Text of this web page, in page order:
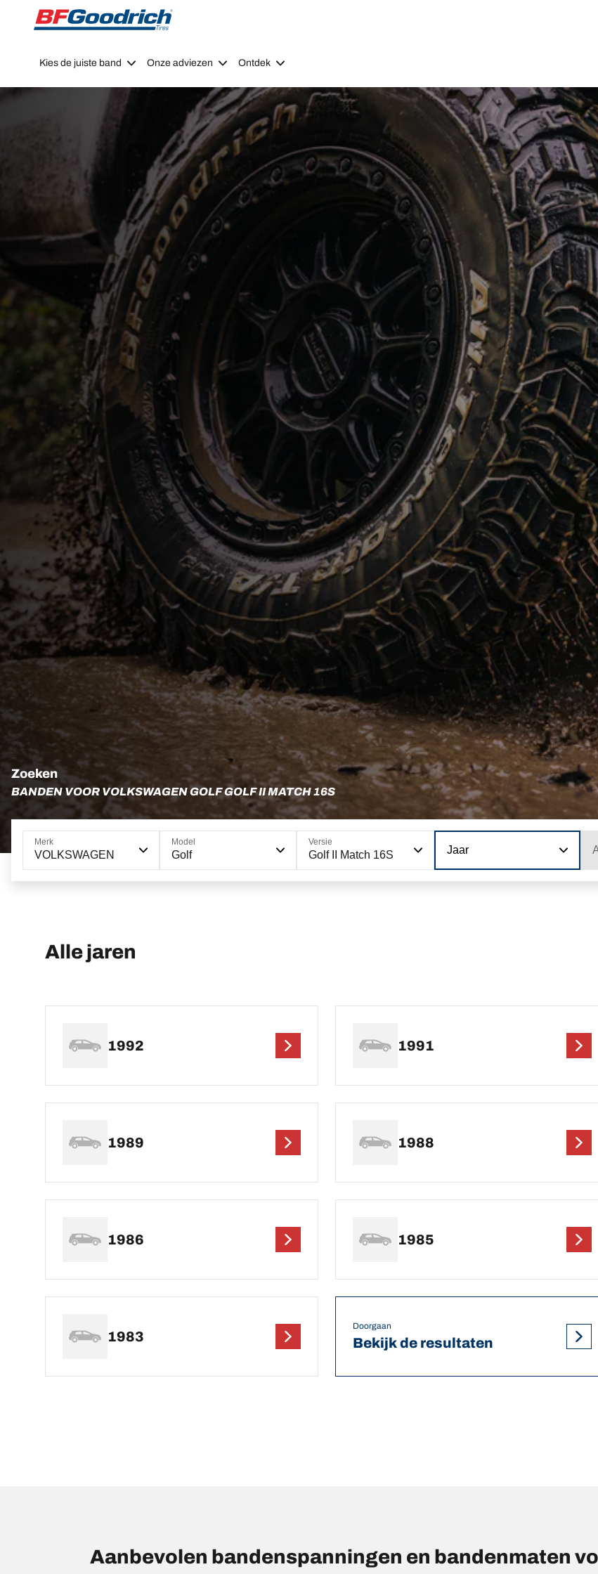
Go to page content
Go to page navigation
Kies de juiste band Onze adviezen Ontdek
Zoeken
BANDEN VOOR VOLKSWAGEN GOLF GOLF II MATCH 16S
Merk
VOLKSWAGEN
Model
Golf
Versie
Golf II Match 16S Jaar
Alle jaren
1992 1991
1989 1988
1986 1985
1983
Doorgaan
Bekijk de resultaten
Aanbevolen bandenspanningen en bandenmaten